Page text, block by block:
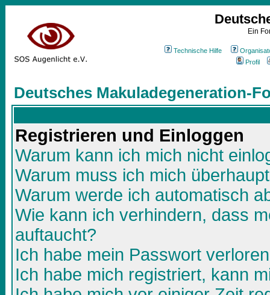
Ein
Technische Hilfe
Profil
Deutsches Makuladegeneration-
Registrieren und Einloggen
Warum kann ich mich nicht
Warum muss ich mich
Warum werde ich automatisch
Wie kann ich verhindern, dass
auftaucht?
Ich habe mein Passwort
Ich habe mich registriert, kann